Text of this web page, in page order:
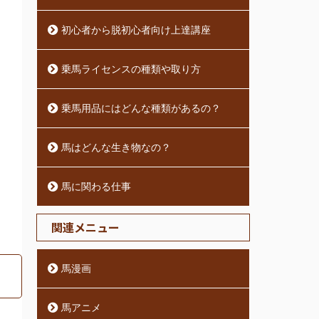
初心者から脱初心者向け上達講座
乗馬ライセンスの種類や取り方
乗馬用品にはどんな種類があるの？
馬はどんな生き物なの？
馬に関わる仕事
関連メニュー
馬漫画
馬アニメ